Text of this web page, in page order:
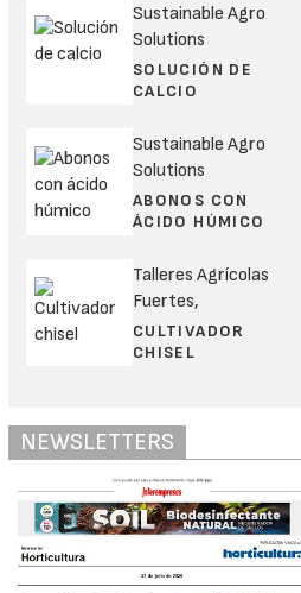
Sustainable Agro
Solutions
SOLUCIÓN DE
CALCIO
Sustainable Agro
Solutions
ABONOS CON
ÁCIDO HÚMICO
Talleres Agrícolas
Fuertes,
CULTIVADOR
CHISEL
NEWSLETTERS